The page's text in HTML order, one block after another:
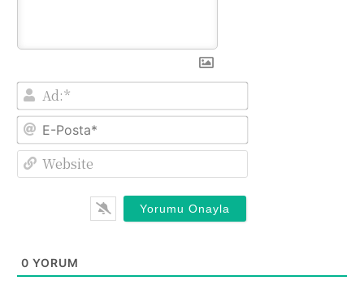
Ad:*
E-
0 YORUM